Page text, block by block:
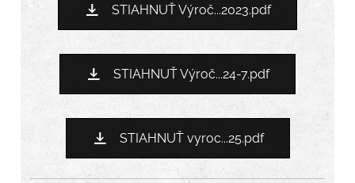
STIAHNUŤ Výroč...2023.pdf
STIAHNUŤ Výroč...24-7.pdf
STIAHNUŤ vyroc...25.pdf